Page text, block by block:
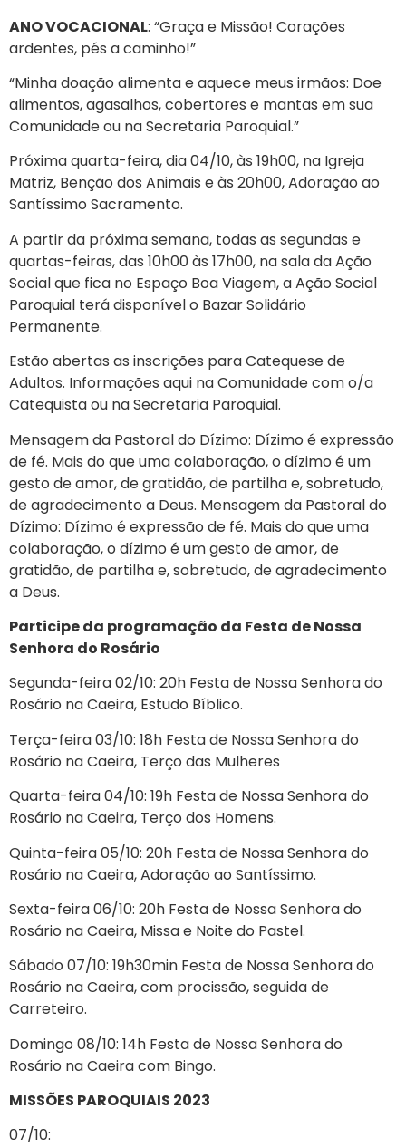
ANO VOCACIONAL: “Graça e Missão! Corações
ardentes, pés a caminho!”
“Minha doação alimenta e aquece meus irmãos: Doe
alimentos, agasalhos, cobertores e mantas em sua
Comunidade ou na Secretaria Paroquial.”
Próxima quarta-feira, dia 04/10, às 19h00, na Igreja
Matriz, Benção dos Animais e às 20h00, Adoração ao
Santíssimo Sacramento.
A partir da próxima semana, todas as segundas e
quartas-feiras, das 10h00 às 17h00, na sala da Ação
Social que fica no Espaço Boa Viagem, a Ação Social
Paroquial terá disponível o Bazar Solidário
Permanente.
Estão abertas as inscrições para Catequese de
Adultos. Informações aqui na Comunidade com o/a
Catequista ou na Secretaria Paroquial.
Mensagem da Pastoral do Dízimo: Dízimo é expressão
de fé. Mais do que uma colaboração, o dízimo é um
gesto de amor, de gratidão, de partilha e, sobretudo,
de agradecimento a Deus. Mensagem da Pastoral do
Dízimo: Dízimo é expressão de fé. Mais do que uma
colaboração, o dízimo é um gesto de amor, de
gratidão, de partilha e, sobretudo, de agradecimento
a Deus.
Participe da programação da Festa de Nossa
Senhora do Rosário
Segunda-feira 02/10: 20h Festa de Nossa Senhora do
Rosário na Caeira, Estudo Bíblico.
Terça-feira 03/10: 18h Festa de Nossa Senhora do
Rosário na Caeira, Terço das Mulheres
Quarta-feira 04/10: 19h Festa de Nossa Senhora do
Rosário na Caeira, Terço dos Homens.
Quinta-feira 05/10: 20h Festa de Nossa Senhora do
Rosário na Caeira, Adoração ao Santíssimo.
Sexta-feira 06/10: 20h Festa de Nossa Senhora do
Rosário na Caeira, Missa e Noite do Pastel.
Sábado 07/10: 19h30min Festa de Nossa Senhora do
Rosário na Caeira, com procissão, seguida de
Carreteiro.
Domingo 08/10: 14h Festa de Nossa Senhora do
Rosário na Caeira com Bingo.
MISSÕES PAROQUIAIS 2023
07/10: